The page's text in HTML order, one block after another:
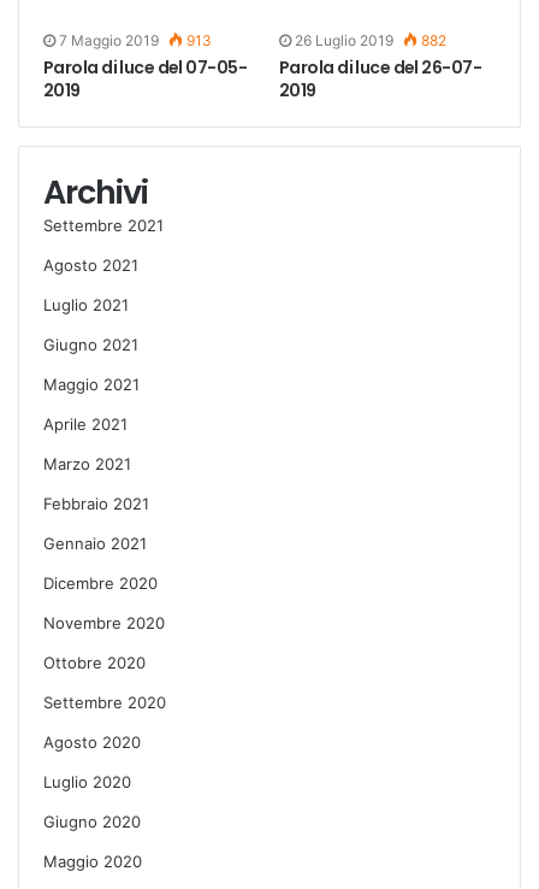
7 Maggio 2019 913
Parola di luce del 07-05-
2019
26 Luglio 2019 882
Parola di luce del 26-07-
2019
Archivi
Settembre 2021
Agosto 2021
Luglio 2021
Giugno 2021
Maggio 2021
Aprile 2021
Marzo 2021
Febbraio 2021
Gennaio 2021
Dicembre 2020
Novembre 2020
Ottobre 2020
Settembre 2020
Agosto 2020
Luglio 2020
Giugno 2020
Maggio 2020